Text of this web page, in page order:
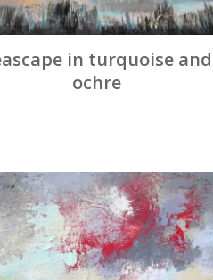
in turquoise and
ochre